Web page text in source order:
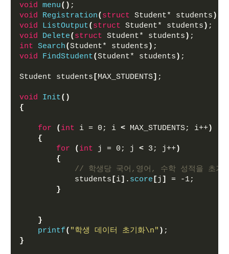
void menu() ;
void
Registration( struct Student* students )
void
ListOutput( struct Student* students ) ;
void
Delete( struct Student* students ) ;
int Search(Student* students ) ;
void
FindStudent(Student* students ) ;
Student students [MAX_STUDENTS] ;
void Init()
{
for ( int i = 0; i < MAX_STUDENTS; i++)
{
for
( int j = 0; j < 3; j++)
{
// 학생당 국어,영어, 수학 성적을 초
            students
[i] . score [j ]
= -1;
}
}
printf( "학생 데이터 초기화\n" ) ;
}